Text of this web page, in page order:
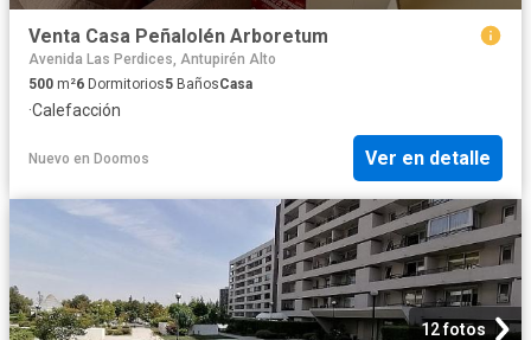
Venta Casa Peñalolén Arboretum
Avenida Las Perdices, Antupirén Alto
500 m²6 Dormitorios5 BañosCasa
·Calefacción
Nuevo en Doomos Ver en detalle
12 fotos